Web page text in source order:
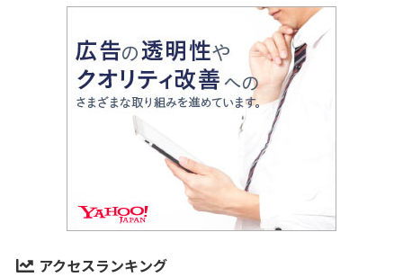
アクセスランキング